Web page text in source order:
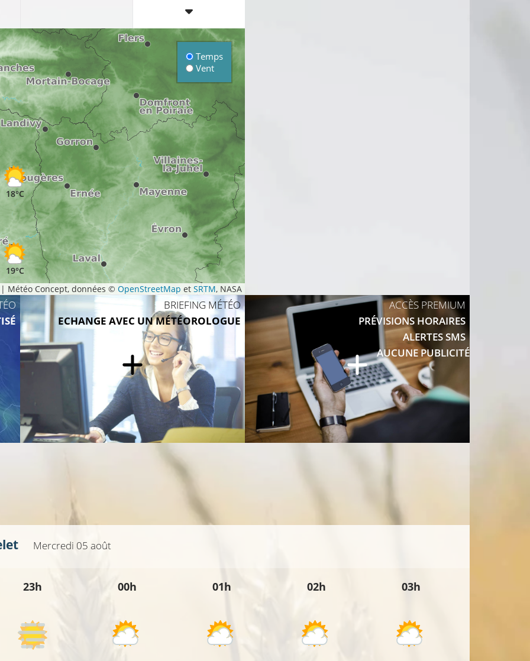
18°C
19°C
Temps
Vent
| Météo Concept, données © OpenStreetMap et SRTM, NASA
BRIEFING MÉTÉO
ECHANGE AVEC UN MÉTÉOROLOGUE
ACCÈS PREMIUM
PRÉVISIONS HORAIRES
ALERTES SMS
AUCUNE PUBLICITÉ
Mercredi 05 août
23h 00h 01h 02h 03h